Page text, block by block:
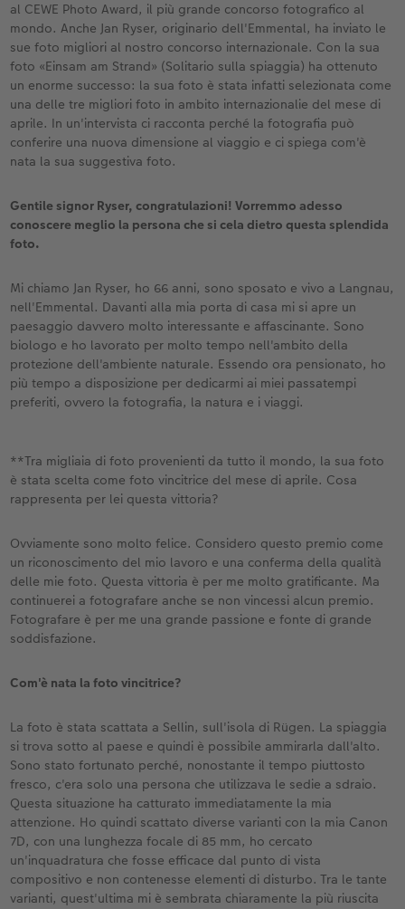
Custodia personalizzata
Tasca interna
FOTOLIBRO CEWE Kids
Copertina in pelle e lino
Come ordinare
Storie dei clienti
Coffeetable Book «Art Collection»
CEWE myPhotos
Nature Prints
Poster premium
Set di foto
Foto adesivi
Fototessere biometriche
CEWE myPhotos
Poster con mappa
Collage fotografico
hexxas
Plexiglas
Foto su legno
Poster su forex
Mosaico
Consigli decorazione murale
Accessori
Altre occasioni
Biglietti pieghevoli
Foto biglietti
Cartoline postali
CEWE myPhotos
Giochi
Scuola e ufficio
Animali domestici
Faber-Castell
Foto-box regalo
Buono regalo CEWE
CEWE myPhotos
Barattolo per croccantini con foto
Cover in silicone
Cover rigide
Cover in pelle
Cover in legno
Con design
Calendari da parete con design
Calendario da parete A4
Calendario da parete A4 Panoramico
Calendario da parete A3
CEWE myPhotos
per il compleanno
Regali per la festa della mamma
Regali d’addio
Fotoregali per Pasqua
per l’addio al nubilato
Matrimonio
Annuario
Concorsi fotografici
Storie dei clienti
App
al CEWE Photo Award, il più grande concorso fotografico al
mondo. Anche Jan Ryser, originario dell'Emmental, ha inviato le
sue foto migliori al nostro concorso internazionale. Con la sua
foto «Einsam am Strand» (Solitario sulla spiaggia) ha ottenuto
un enorme successo: la sua foto è stata infatti selezionata come
una delle tre migliori foto in ambito internazionalie del mese di
aprile. In un'intervista ci racconta perché la fotografia può
conferire una nuova dimensione al viaggio e ci spiega com'è
nata la sua suggestiva foto.
Gentile signor Ryser, congratulazioni! Vorremmo adesso
conoscere meglio la persona che si cela dietro questa splendida
foto.
Mi chiamo Jan Ryser, ho 66 anni, sono sposato e vivo a Langnau,
nell'Emmental. Davanti alla mia porta di casa mi si apre un
paesaggio davvero molto interessante e affascinante. Sono
biologo e ho lavorato per molto tempo nell'ambito della
protezione dell'ambiente naturale. Essendo ora pensionato, ho
più tempo a disposizione per dedicarmi ai miei passatempi
preferiti, ovvero la fotografia, la natura e i viaggi.
**Tra migliaia di foto provenienti da tutto il mondo, la sua foto
è stata scelta come foto vincitrice del mese di aprile. Cosa
rappresenta per lei questa vittoria?
Ovviamente sono molto felice. Considero questo premio come
un riconoscimento del mio lavoro e una conferma della qualità
delle mie foto. Questa vittoria è per me molto gratificante. Ma
continuerei a fotografare anche se non vincessi alcun premio.
Fotografare è per me una grande passione e fonte di grande
soddisfazione.
Com'è nata la foto vincitrice?
La foto è stata scattata a Sellin, sull'isola di Rügen. La spiaggia
si trova sotto al paese e quindi è possibile ammirarla dall'alto.
Sono stato fortunato perché, nonostante il tempo piuttosto
fresco, c'era solo una persona che utilizzava le sedie a sdraio.
Questa situazione ha catturato immediatamente la mia
attenzione. Ho quindi scattato diverse varianti con la mia Canon
7D, con una lunghezza focale di 85 mm, ho cercato
un'inquadratura che fosse efficace dal punto di vista
compositivo e non contenesse elementi di disturbo. Tra le tante
varianti, quest'ultima mi è sembrata chiaramente la più riuscita